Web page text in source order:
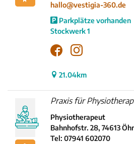
hallo@vestigia-360.de
Parkplätze vorhanden
Stockwerk 1
21.04km
Praxis für
Physiotherapeut
Bahnhofstr. 28, 74613
Tel: 07941 602070